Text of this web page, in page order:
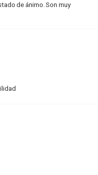
de ánimo. Son muy